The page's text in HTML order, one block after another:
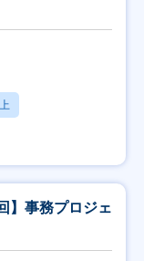
】事務プロジェ